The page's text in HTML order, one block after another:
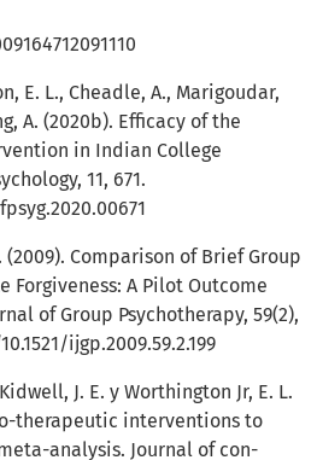
E. L., Cheadle, A., Marigoudar,
A. (2020b). Efficacy of the
in Indian College
11, 671.
(2009). Comparison of Brief Group
Forgiveness: A Pilot Outcome
of Group Psychotherapy, 59(2),
ijgp.2009.59.2.199
J. E. y Worthington Jr, E. L.
therapeutic interventions to
analysis. Journal of con-